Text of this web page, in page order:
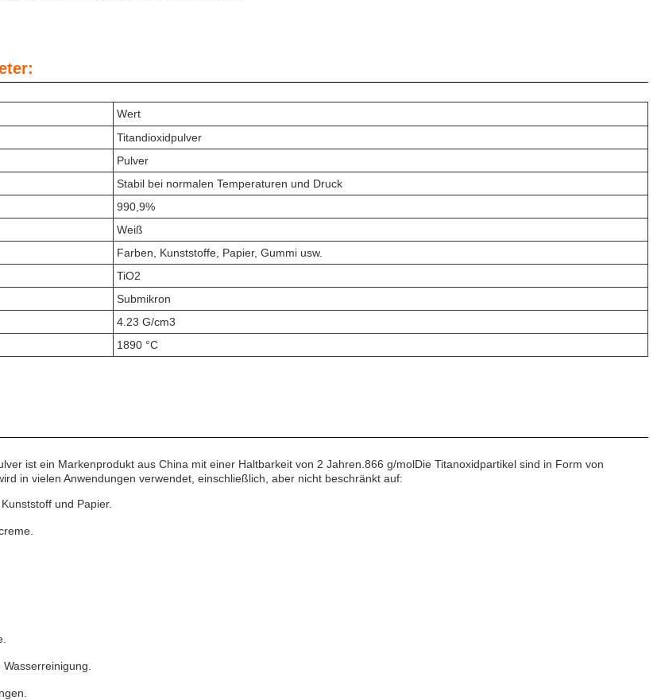
Wert
Titandioxidpulver
Pulver
Stabil bei normalen Temperaturen und Druck
990,9%
Weiß
Farben, Kunststoffe, Papier, Gummi usw.
TiO2
Submikron
4.23 G/cm3
1890 °C
ist ein Markenprodukt aus China mit einer Haltbarkeit von 2 Jahren.866 g/molDie Titanoxidpartikel sind in Form von
in vielen Anwendungen verwendet, einschließlich, aber nicht beschränkt auf:
und Papier.